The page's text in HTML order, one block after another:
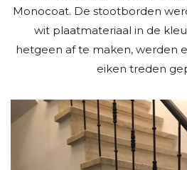
Monocoat. De stootborden
wit plaatmateriaal in de
hetgeen af te maken, werden
eiken treden